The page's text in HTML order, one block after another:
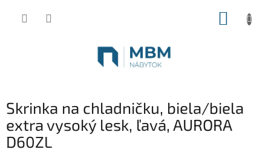
Skrinka na chladničku, biela/biela
extra vysoký lesk, ľavá, AURORA
D60ZL